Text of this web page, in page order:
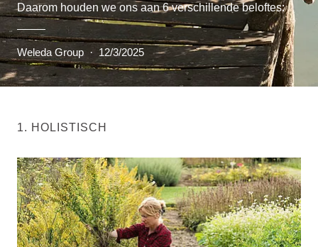
Daarom houden we ons aan 6 verschillende beloftes:
Weleda Group · 12/3/2025
1. HOLISTISCH